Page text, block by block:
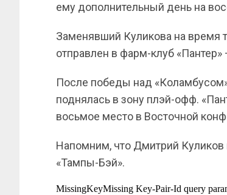
ему дополнительный день на
Заменявший Куликова на время
отправлен в фарм-клуб
После победы над
поднялась в зону плэй-офф.
восьмое место в Восточной
Напомним, что Дмитрий Куликов
«Тампы-Бэй».